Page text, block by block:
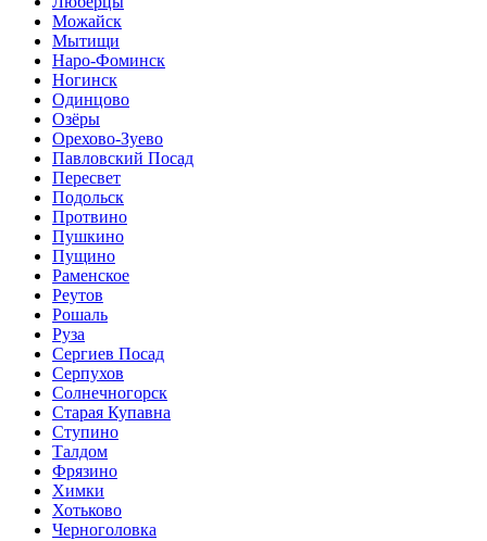
Можайск
Мытищи
Наро-Фоминск
Ногинск
Одинцово
Озёры
Орехово-Зуево
Павловский Посад
Пересвет
Подольск
Протвино
Пушкино
Пущино
Раменское
Реутов
Рошаль
Руза
Сергиев Посад
Серпухов
Солнечногорск
Старая Купавна
Ступино
Талдом
Фрязино
Химки
Хотьково
Черноголовка